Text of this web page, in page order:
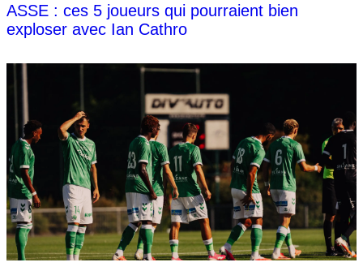
ASSE : ces 5 joueurs qui pourraient bien
exploser avec Ian Cathro